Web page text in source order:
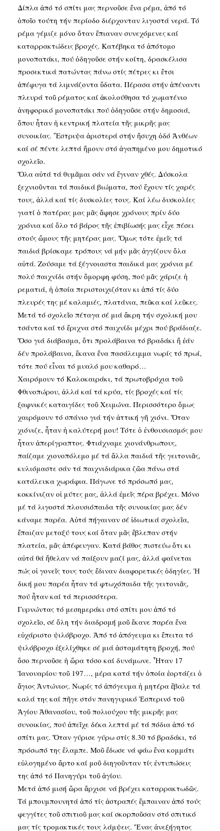
Δίπλα ἀπό τό σπίτι μας περνοῦσε ἕνα ρέμα, ἀπό τό
ὁποῖο τούτη τήν περίοδο διέρχονταν λιγοστά νερά. Τό
ρέμα γέμιζε μόνο ὅταν ἔπιαναν συνεχόμενες καί
καταρρακτώδεις βροχές. Κατέβηκα τό ἀπότομο
μονοπατάκι, πού ὁδηγοῦσε στήν κοίτη, δρασκέλισα
προσεκτικά πατώντας πάνω στίς πέτρες κι ἔτσι
ἀπέφυγα τά λιμνάζοντα ὕδατα. Πέρασα στήν ἀπέναντι
πλευρά τοῦ ρέματος καί ἀκολούθησα τό χωματένιο
ἀνηφορικό μονοπατάκι πού ὁδηγοῦσε στήν δημοσιά,
ὅπου ἦταν ἡ κεντρική πλατεία τῆς μικρῆς μας
συνοικίας. ῎Εστριψα ἀριστερά στήν ἥσυχη ὁδό Ἀνθέων
καί σέ πέντε λεπτά ἤμουν στό ἀγαπημένο μου δημοτικό
σχολεῖο.
Ὅλα αὐτά τά θυμᾶμαι σάν νά ἔγιναν χθές. Δύσκολα
ξεχνιοῦνται τά παιδικά βιώματα, πού ἔχουν τίς χαρές
τους, ἀλλά καί τίς δυσκολίες τους. Καί λέω δυσκολίες
γιατί ὁ πατέρας μας μᾶς ἄφησε χρόνους πρίν δύο
χρόνια καί ὅλο τό βάρος τῆς ἐπιβίωσής μας εἶχε πέσει
στούς ὤμους τῆς μητέρας μας. Ὅμως τότε ἐμεῖς τά
παιδιά βρίσκαμε τρόπους νά μήν μᾶς ἀγγίζουν ὅλα
αὐτά. Ζούσαμε τά ξέγνοιαστα παιδικά μας χρόνια μέ
πολύ παιχνίδι στήν ὄμορφη φύση, πού μᾶς χάριζε ἡ
ρεματιά, ἡ ὁποία περιστοιχιζόταν κι ἀπό τίς δύο
πλευρές της μέ καλαμιές, πλατάνια, πεῦκα καί λεῦκες.
Μετά τό σχολεῖο πέταγα σέ μιά ἄκρη τήν σχολική μου
τσάντα καί τό ἔριχνα στό παιχνίδι μέχρι πού βράδιαζε.
Ὅσο γιά διάβασμα, ὅτι προλάβαινα τό βραδάκι ἤ ἐάν
δέν προλάβαινα, ἔκανα ἕνα πασάλειμμα νωρίς τό πρωί,
τότε πού εἶναι τό μυαλό μου καθαρό…
Χαιρόμουν τό Καλοκαιράκι, τά πρωτοβρόχια τοῦ
Φθινοπώρου, ἀλλά καί τά κρύα, τίς βροχές καί τίς
ξαφνικές καταιγίδες τοῦ Χειμώνα. Περισσότερο ὅμως
χαιρόμουν τό σπάνιο γιά τήν ἀττική γῆ χιόνι. Ὅταν
χιόνιζε, ἦταν ἡ καλύτερή μου! Τότε ὁ ἐνθουσιασμός μου
ἦταν ἀπερίγραπτος. Φτιάχναμε χιονάνθρωπους,
παίζαμε χιονοπόλεμο μέ τά ἄλλα παιδιά τῆς γειτονιᾶς,
κυλιόμαστε σάν τά παιχνιδιάρικα ζῶα πάνω στά
κατάλευκα χωράφια. Πάγωνε τό πρόσωπό μας,
κοκκίνιζαν οἱ μύτες μας, ἀλλά ἐμεῖς πέρα βρέχει. Μόνο
μέ τά λιγοστά πλουσιόπαιδα τῆς συνοικίας μας δέν
κάναμε παρέα. Αὐτά πήγαιναν σέ ἰδιωτικά σχολεῖα,
ἔπαιζαν μεταξύ τους καί ὅταν μᾶς ἔβλεπαν στήν
πλατεία, μᾶς ἀπέφευγαν. Κατά βάθος πιστεύω ὅτι κι
αὐτά θά ἤθελαν νά παίξουν μαζί μας, ἀλλά φαίνεται
πώς οἱ γονεῖς τους τούς ἔδιναν διαφορετικές ὁδηγίες. Ἡ
δική μου παρέα ἦταν τά φτωχόπαιδα τῆς γειτονιᾶς,
πού ἦταν καί τά περισσότερα.
Γυρνώντας τό μεσημεράκι στό σπίτι μου ἀπό τό
σχολεῖο, σέ ὅλη τήν διαδρομή μοῦ ἔκανε παρέα ἕνα
εὐχάριστο ψιλόβροχο. Ἀπό τό ἀπόγευμα κι ἔπειτα τό
ψιλόβροχο ἐξελίχθηκε σέ μιά ἀσταμάτητη βροχή, πού
ὅσο περνοῦσε ἡ ὥρα τόσο καί δυνάμωνε. Ἦταν 17
Ἰανουαρίου τοῦ 197…, μέρα κατά τήν ὁποία ἑορτάζει ὁ
ἅγιος Ἀντώνιος. Νωρίς τό ἀπόγευμα ἡ μητέρα ἔβαλε τά
καλά της καί πῆγε στόν πανηγυρικό Ἑσπερινό τοῦ
Ἁγίου Ἀθανασίου, τοῦ πολιούχου τῆς μικρῆς μας
συνοικίας, πού ἀπεῖχε δέκα λεπτά μέ τά πόδια ἀπό τό
σπίτι μας. Ὅταν γύρισε γύρω στίς 8.30 τό βραδάκι, τό
πρόσωπό της ἔλαμπε. Μοῦ ἔδωσε νά φάω ἕνα κομμάτι
εὐλογημένο ἄρτο καί μοῦ διηγοῦνταν τίς ἐντυπώσεις
της ἀπό τό Πανηγύρι τοῦ ἁγίου.
Μετά ἀπό μισή ὥρα ἄρχισε νά βρέχει καταρρακτωδῶς.
Τά μπουμπουνητά ἀπό τίς ἀστραπές ἔμπαιναν ἀπό τούς
φεγγίτες τοῦ σπιτιοῦ μας καί σκορποῦσαν στό σπιτικό
μας τίς τρομακτικές τους λάμψεις. Ἕνας ἀνεξήγητος